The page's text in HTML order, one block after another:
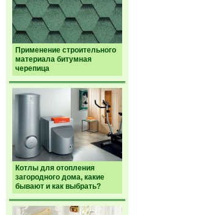
Применение строительного
материала битумная
черепица
Котлы для отопления
загородного дома, какие
бывают и как выбрать?